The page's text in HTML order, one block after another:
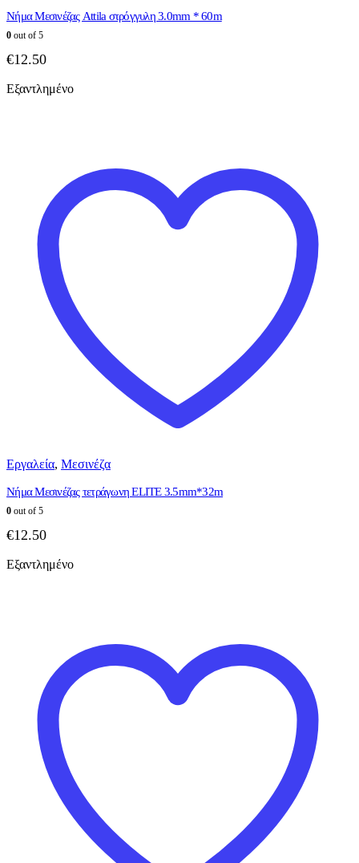
Νήμα Μεσινέζας Attila στρόγγυλη 3.0mm * 60m
0 out of 5
€12.50
Εξαντλημένο
Εργαλεία, Μεσινέζα
Νήμα Μεσινέζας τετράγωνη ELITE 3.5mm*32m
0 out of 5
€12.50
Εξαντλημένο